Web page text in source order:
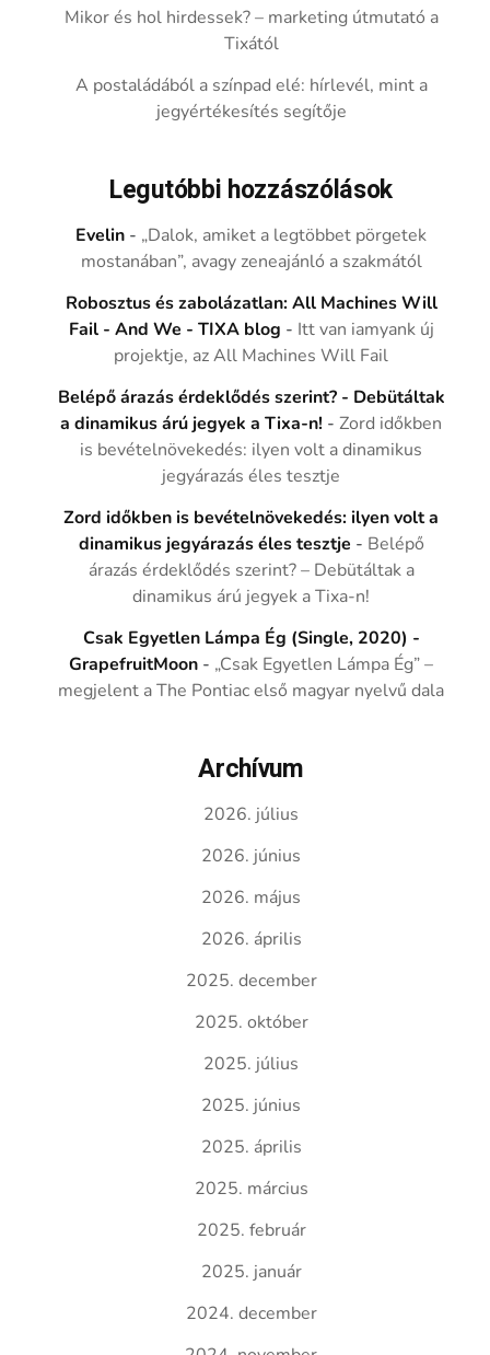
Mikor és hol hirdessek? – marketing útmutató a
Tixától
A postaládából a színpad elé: hírlevél, mint a
jegyértékesítés segítője
Legutóbbi hozzászólások
Evelin - „Dalok, amiket a legtöbbet pörgetek
mostanában”, avagy zeneajánló a szakmától
Robosztus és zabolázatlan: All Machines Will
Fail - And We - TIXA blog - Itt van iamyank új
projektje, az All Machines Will Fail
Belépő árazás érdeklődés szerint? - Debütáltak
a dinamikus árú jegyek a Tixa-n! -Zord időkben
is bevételnövekedés: ilyen volt a dinamikus
jegyárazás éles tesztje
Zord időkben is bevételnövekedés: ilyen volt a
dinamikus jegyárazás éles tesztje - Belépő
árazás érdeklődés szerint? – Debütáltak a
dinamikus árú jegyek a Tixa-n!
Csak Egyetlen Lámpa Ég (Single, 2020) -
GrapefruitMoon - „Csak Egyetlen Lámpa Ég” –
megjelent a The Pontiac első magyar nyelvű dala
Archívum
2026. július
2026. június
2026. május
2026. április
2025. december
2025. október
2025. július
2025. június
2025. április
2025. március
2025. február
2025. január
2024. december